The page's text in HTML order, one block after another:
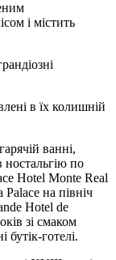
і містить
в їх колишній
ванні,
по
Hotel Monte Real
на північ
Hotel de
зі смаком
бутік-готелі.